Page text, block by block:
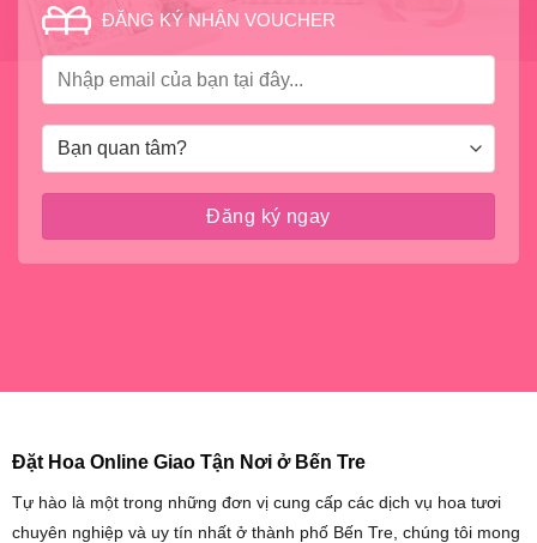
ĐĂNG KÝ NHẬN VOUCHER
Đặt Hoa Online Giao Tận Nơi ở Bến Tre
Tự hào là một trong những đơn vị cung cấp các dịch vụ hoa tươi
chuyên nghiệp và uy tín nhất ở thành phố Bến Tre, chúng tôi mong